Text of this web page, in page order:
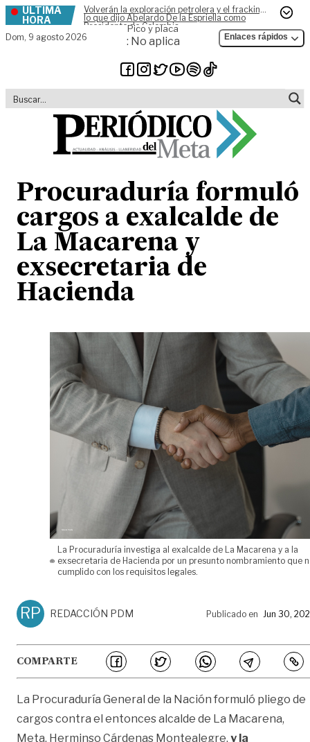
Skip to content
ÚLTIMA
HORA
Volverán la exploración petrolera y el fracking,
lo que dijo Abelardo De la Espriella como
Presidente de Colombia
Dom, 9 agosto 2026
Pico y placa
: No aplica Enlaces rápidos
Procuraduría formuló
cargos a exalcalde de
La Macarena y
exsecretaria de
Hacienda
La Procuraduría investiga al exalcalde de La Macarena y a la
exsecretaria de Hacienda por un presunto nombramiento que
cumplido con los requisitos legales.
RP REDACCIÓN PDM Publicado en Jun 30,
COMPARTE
La Procuraduría General de la Nación formuló pliego de
cargos contra el entonces alcalde de La Macarena,
Meta, Herminso Cárdenas Montealegre, y la